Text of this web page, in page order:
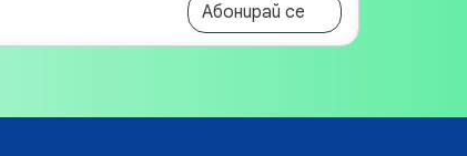
Абонирай се